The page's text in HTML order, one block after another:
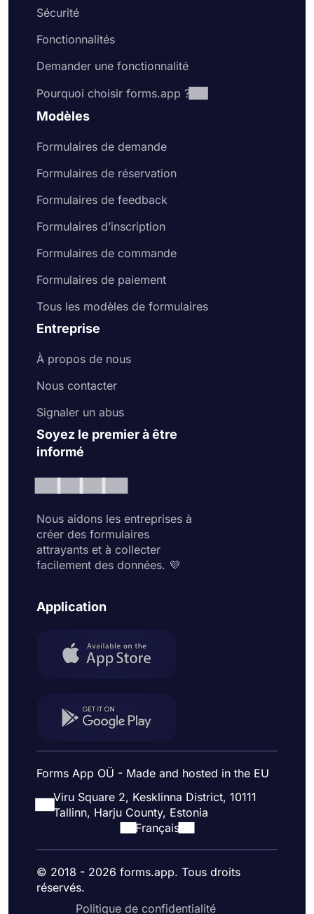
Sécurité
Fonctionnalités
Demander une fonctionnalité
Pourquoi choisir forms.app ?
Modèles
Formulaires de demande
Formulaires de réservation
Formulaires de feedback
Formulaires d’inscription
Formulaires de commande
Formulaires de paiement
Tous les modèles de formulaires
Entreprise
À propos de nous
Nous contacter
Signaler un abus
Soyez le premier à être
informé
Nous aidons les entreprises à
créer des formulaires
attrayants et à collecter
facilement des données. 💜
Application
Forms App OÜ - Made and hosted in the EU
Viru Square 2, Kesklinna District, 10111
Tallinn, Harju County, Estonia
Français
© 2018 - 2026 forms.app. Tous droits
réservés.
Politique de confidentialité